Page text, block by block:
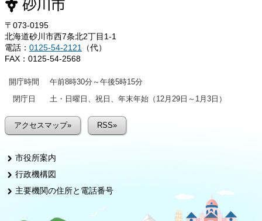
〒073-0195
北海道砂川市西7条北2丁目1-1
電話： 0125-54-2121
（代）
FAX：0125-54-2568
開庁時間
午前8時30分～午後5時15分
閉庁日
土・日曜日、祝日、年末年始（12月29日～1月3日）
アクセスマップ» RSS»
市役所案内
行政機構図
主要機関の住所と電話番号